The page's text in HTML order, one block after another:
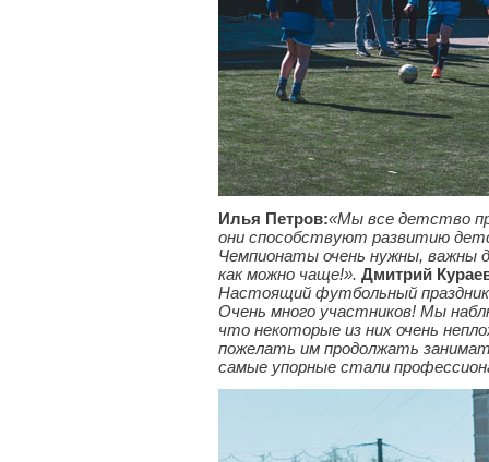
Илья Петров:«Мы все детство
они способствуют развитию
Чемпионаты очень нужны, важны
как можно чаще!». Дмитрий
Настоящий футбольный
Очень много участников! Мы
что некоторые из них очень
пожелать им продолжать
самые упорные стали